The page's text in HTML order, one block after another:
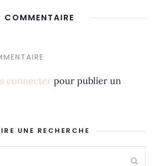
COMMENTAIRE
connecter pour publier un
UNE RECHERCHE